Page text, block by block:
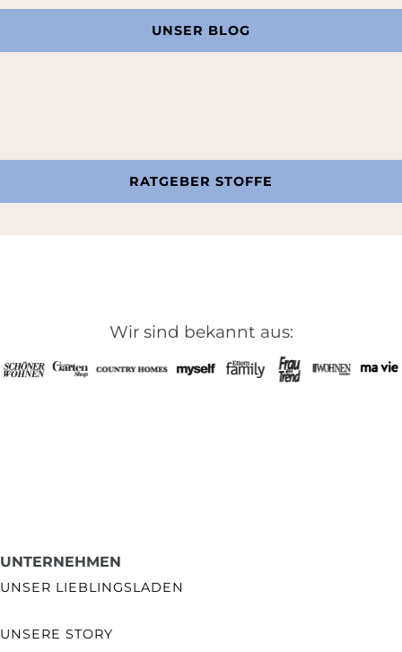
UNSER BLOG
RATGEBER STOFFE
Wir sind bekannt aus:
UNTERNEHMEN
UNSER LIEBLINGSLADEN
UNSERE STORY